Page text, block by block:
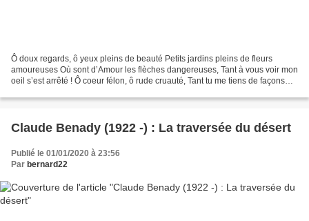
Ô doux regards, ô yeux pleins de beauté Petits jardins pleins de fleurs
amoureuses Où sont d’Amour les flèches dangereuses, Tant à vous voir mon
oeil s’est arrêté ! Ô coeur félon, ô rude cruauté, Tant tu me tiens de façons
Claude Benady (1922 -) : La traversée du désert
Publié le 01/01/2020 à 23:56
Par bernard22